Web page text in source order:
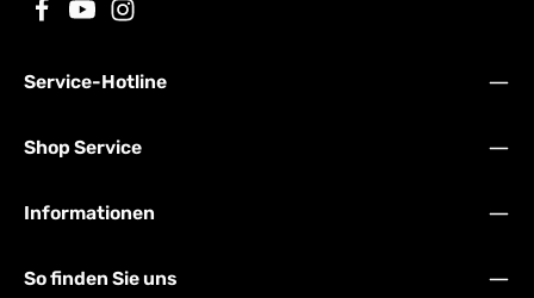
Service-Hotline
Shop Service
Informationen
So finden Sie uns